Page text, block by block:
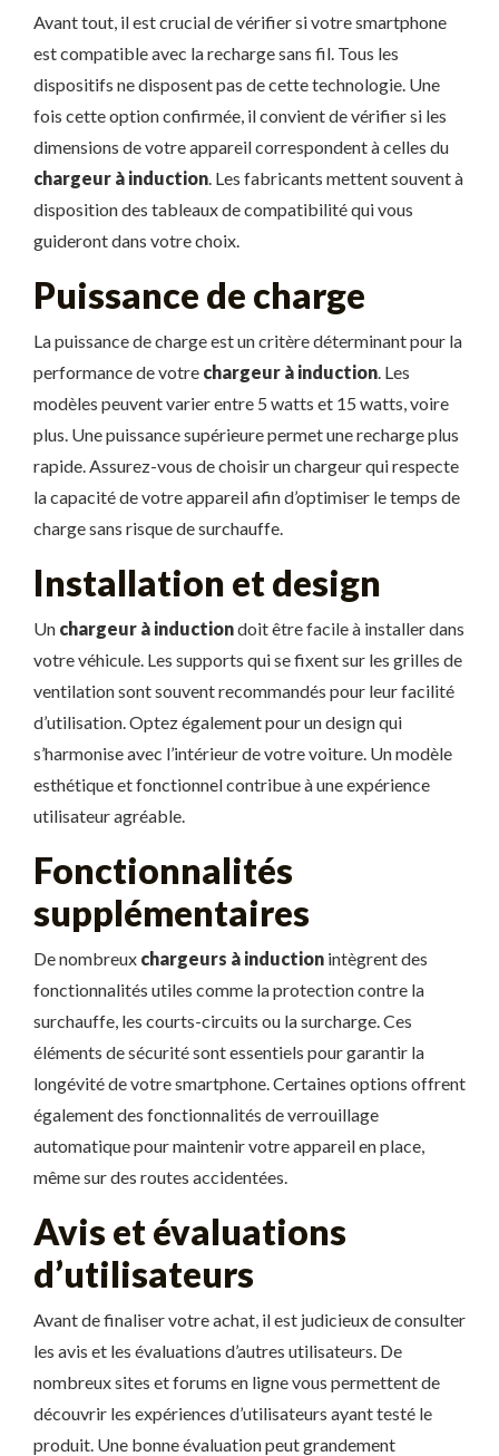
Avant tout, il est crucial de vérifier si votre smartphone
est compatible avec la recharge sans fil. Tous les
dispositifs ne disposent pas de cette technologie. Une
fois cette option confirmée, il convient de vérifier si les
dimensions de votre appareil correspondent à celles du
chargeur à induction. Les fabricants mettent souvent à
disposition des tableaux de compatibilité qui vous
guideront dans votre choix.
Puissance de charge
La puissance de charge est un critère déterminant pour la
performance de votre chargeur à induction. Les
modèles peuvent varier entre 5 watts et 15 watts, voire
plus. Une puissance supérieure permet une recharge plus
rapide. Assurez-vous de choisir un chargeur qui respecte
la capacité de votre appareil afin d’optimiser le temps de
charge sans risque de surchauffe.
Installation et design
Un chargeur à inductiondoit être facile à installer dans
votre véhicule. Les supports qui se fixent sur les grilles de
ventilation sont souvent recommandés pour leur facilité
d’utilisation. Optez également pour un design qui
s’harmonise avec l’intérieur de votre voiture. Un modèle
esthétique et fonctionnel contribue à une expérience
utilisateur agréable.
Fonctionnalités
supplémentaires
De nombreux chargeurs à induction intègrent des
fonctionnalités utiles comme la protection contre la
surchauffe, les courts-circuits ou la surcharge. Ces
éléments de sécurité sont essentiels pour garantir la
longévité de votre smartphone. Certaines options offrent
également des fonctionnalités de verrouillage
automatique pour maintenir votre appareil en place,
même sur des routes accidentées.
Avis et évaluations
d’utilisateurs
Avant de finaliser votre achat, il est judicieux de consulter
les avis et les évaluations d’autres utilisateurs. De
nombreux sites et forums en ligne vous permettent de
découvrir les expériences d’utilisateurs ayant testé le
produit. Une bonne évaluation peut grandement